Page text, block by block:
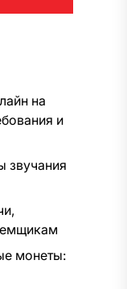
на
и
звучания
монеты: